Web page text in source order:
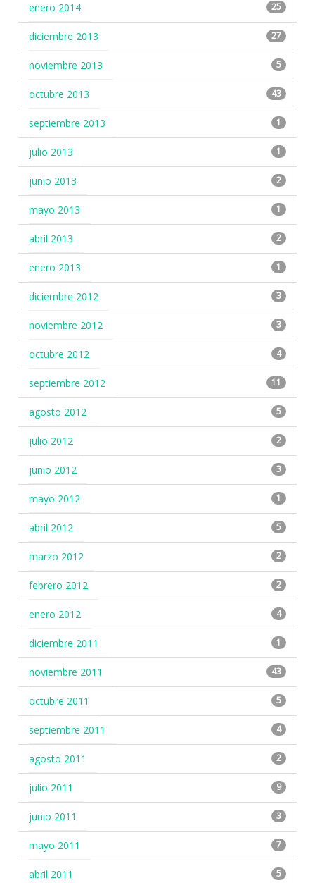
enero 2014 25
diciembre 2013 27
noviembre 2013 5
octubre 2013 43
septiembre 2013 1
julio 2013 1
junio 2013 2
mayo 2013 1
abril 2013 2
enero 2013 1
diciembre 2012 3
noviembre 2012 3
octubre 2012 4
septiembre 2012 11
agosto 2012 5
julio 2012 2
junio 2012 3
mayo 2012 1
abril 2012 5
marzo 2012 2
febrero 2012 2
enero 2012 4
diciembre 2011 1
noviembre 2011 43
octubre 2011 5
septiembre 2011 4
agosto 2011 2
julio 2011 9
junio 2011 3
mayo 2011 7
abril 2011 5